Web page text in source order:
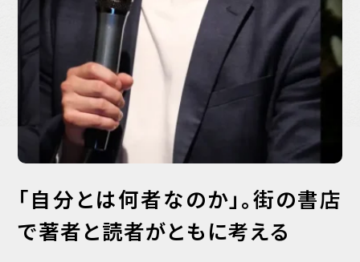
ビジネス・ブック・アカデミー
業界ビジネス
CMGNOW!
プロフェッショナル対談
ビジネスアスリートのための
コンディショニング
編集4.0
その他
ラジオ
Podcast番組
「ビジネス・ブック・アカデミー」
「自分とは何者なのか」。街の書店
で著者と読者がともに考える